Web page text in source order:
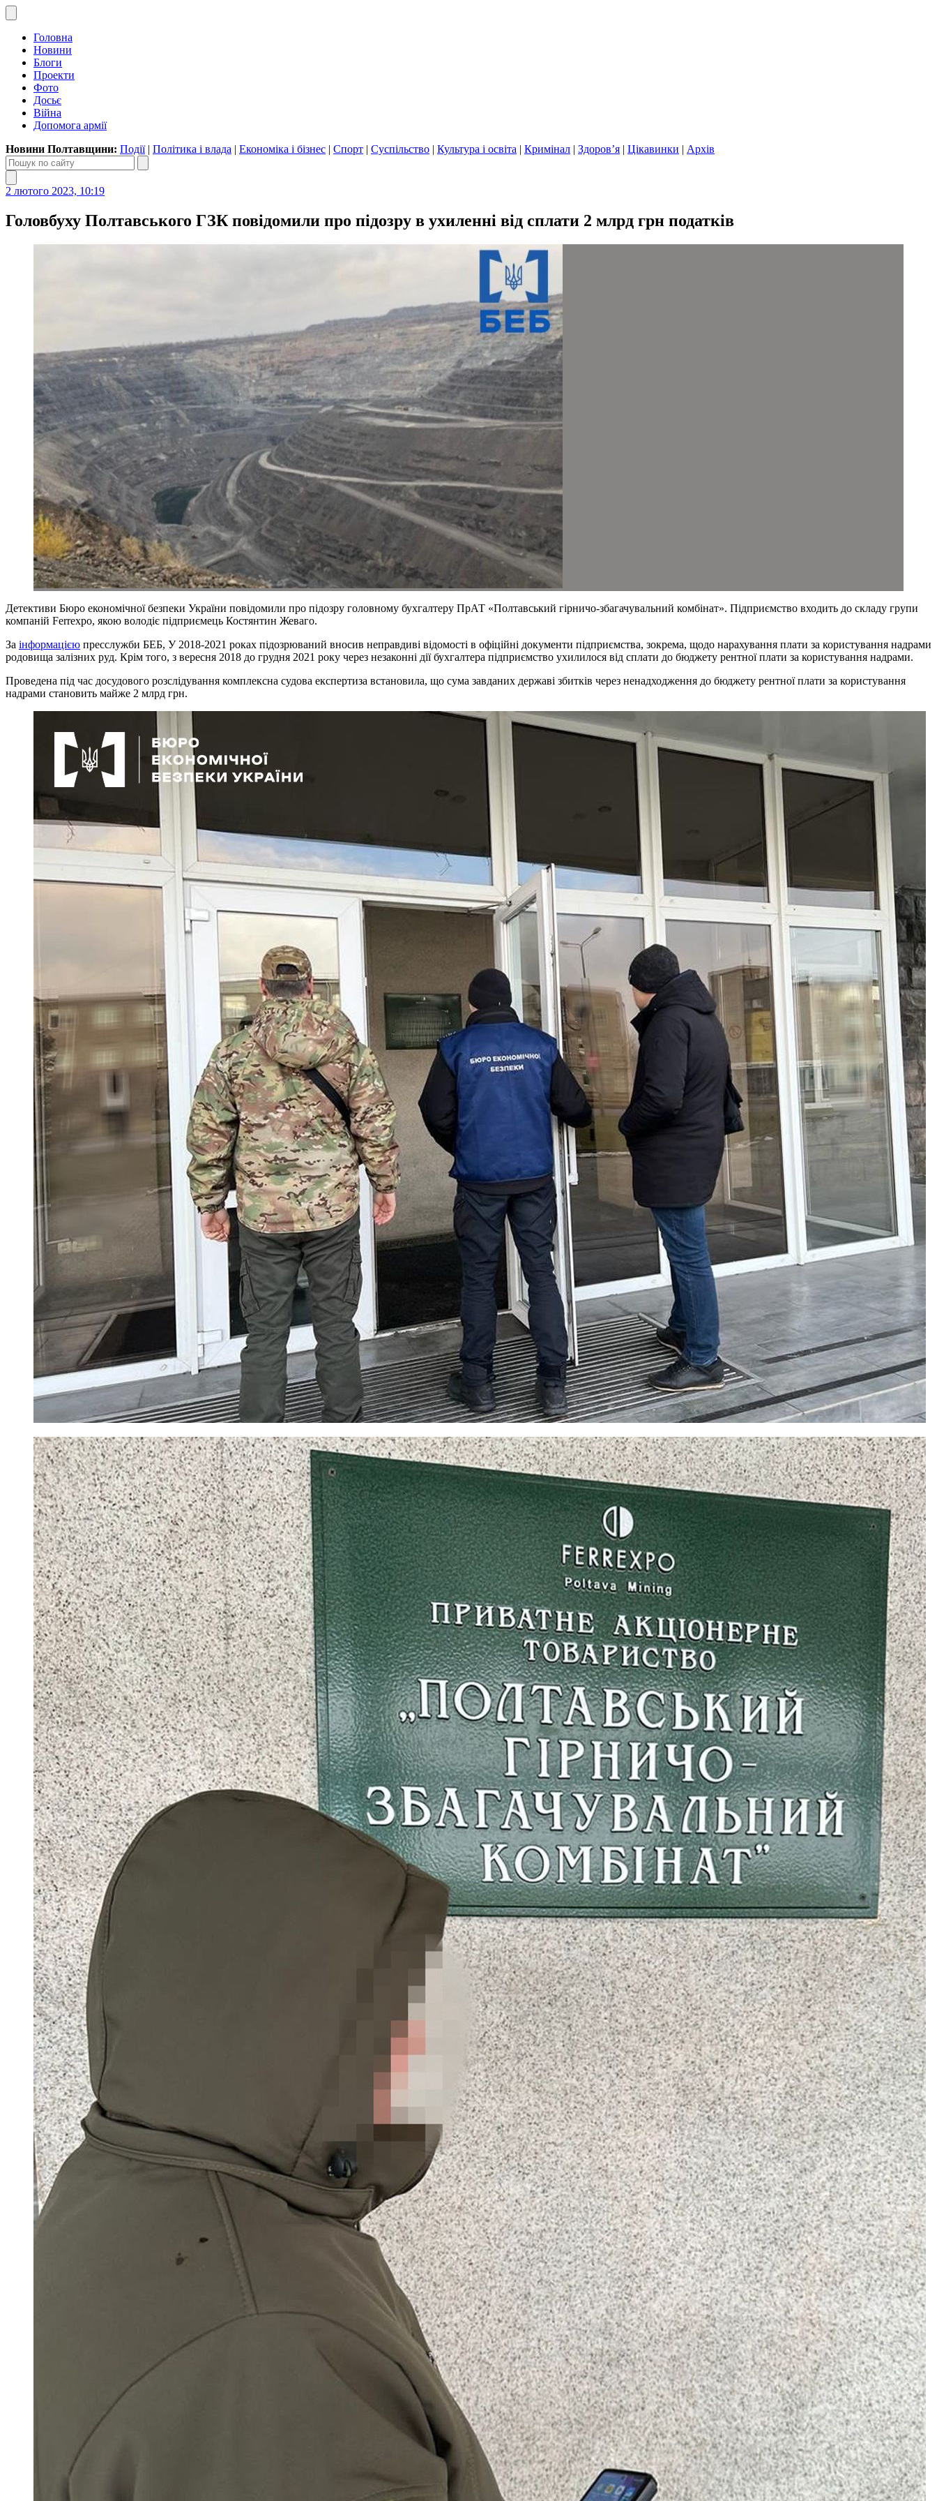
Головна
Новини
Блоги
Проекти
Фото
Досьє
Війна
Допомога армії
Новини Полтавщини: Події| Політика і влада | Економіка і бізнес | Спорт | Суспільство | Культура і освіта | Кримінал | Здоров’я | Цікавинки | Архів
2 лютого 2023, 10:19
Головбуху Полтавського ГЗК повідомили про підозру в ухиленні від сплати 2 млрд грн податків
Детективи Бюро економічної безпеки України повідомили про підозру головному бухгалтеру ПрАТ «Полтавський гірничо-збагачувальний комбінат». Підприємство входить до складу групи
компаній Ferrexpo, якою володіє підприємець Костянтин Жеваго.
За інформацією пресслужби БЕБ, У 2018-2021 роках підозрюваний вносив неправдиві відомості в офіційні документи підприємства, зокрема, щодо нарахування плати за користування надрами
родовища залізних руд. Крім того, з вересня 2018 до грудня 2021 року через незаконні дії бухгалтера підприємство ухилилося від сплати до бюджету рентної плати за користування надрами.
Проведена під час досудового розслідування комплексна судова експертиза встановила, що сума завданих державі збитків через ненадходження до бюджету рентної плати за користування
надрами становить майже 2 млрд грн.